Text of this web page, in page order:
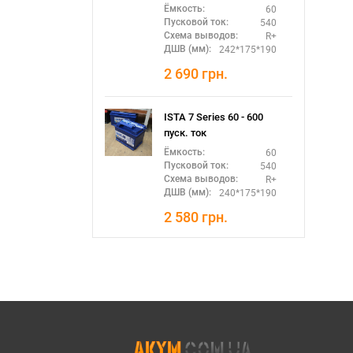
Ёмкость: 60
Пусковой ток: 540
Схема выводов: R+
ДШВ (мм): 242*175*190
2 690 грн.
ISTA 7 Series 60 - 600
пуск. ток
Ёмкость: 60
Пусковой ток: 540
Схема выводов: R+
ДШВ (мм): 240*175*190
2 580 грн.